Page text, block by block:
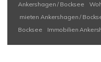
Ankershagen / Bocksee
mieten Ankershagen /
Bocksee
Immobilien